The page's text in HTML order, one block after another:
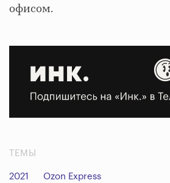
офисом.
ТЕМЫ
2021 Ozon Express